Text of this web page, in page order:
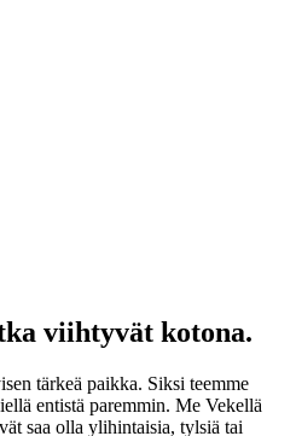
viihtyvät kotona.
tärkeä paikka. Siksi teemme
entistä paremmin. Me Vekellä
saa olla ylihintaisia, tylsiä tai